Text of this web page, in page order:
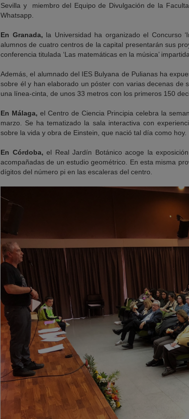
Sevilla y miembro del Equipo de Divulgación de la
Whatsapp.
En Granada, la Universidad ha organizado el Concurso
alumnos de cuatro centros de la capital presentarán sus
conferencia titulada ‘Las matemáticas en la música’
Además, el alumnado del IES Bulyana de Pulianas ha
sobre él y han elaborado un póster con varias decenas de
una línea-cinta, de unos 33 metros con los primeros 150
En Málaga, el Centro de Ciencia Principia celebra la
marzo. Se ha tematizado la sala interactiva con
sobre la vida y obra de Einstein, que nació tal día como hoy.
En Córdoba, el Real Jardín Botánico acoge la
acompañadas de un estudio geométrico. En esta misma
dígitos del número pi en las escaleras del centro.